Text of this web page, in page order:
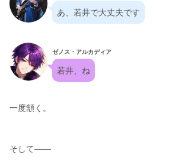
あ、若井で大丈夫です
ゼノス・アルカディア
若井、ね
一度頷く。
そして——